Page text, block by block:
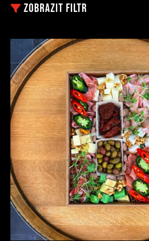
Zobrazit filtr